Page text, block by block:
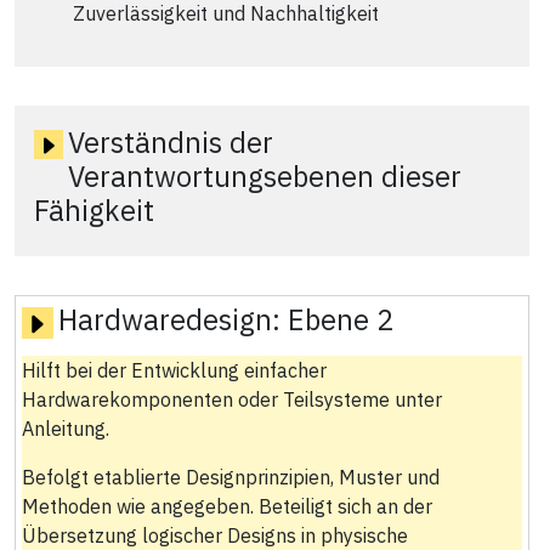
Zuverlässigkeit und Nachhaltigkeit
Verständnis der
Verantwortungsebenen dieser
Fähigkeit
Hardwaredesign: Ebene 2
Hilft bei der Entwicklung einfacher
Hardwarekomponenten oder Teilsysteme unter
Anleitung.
Befolgt etablierte Designprinzipien, Muster und
Methoden wie angegeben. Beteiligt sich an der
Übersetzung logischer Designs in physische